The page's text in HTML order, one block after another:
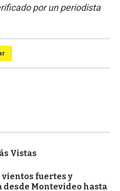
por un periodista
Vistas
fuertes y
Montevideo hasta